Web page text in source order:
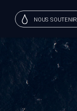
NOUS SOUTENIR